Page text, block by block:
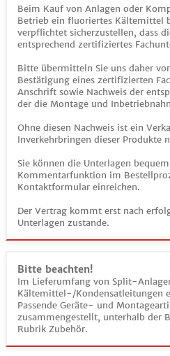
Beim Kauf von Anlagen oder
Betrieb ein fluoriertes Kältemittel
verpflichtet sicherzustellen, dass
entsprechend zertifiziertes
Bitte übermitteln Sie uns daher
Bestätigung eines zertifizierten
Anschrift sowie Nachweis der
der die Montage und
Ohne diesen Nachweis ist ein
Inverkehrbringen dieser Produkte
Sie können die Unterlagen
Kommentarfunktion im
Kontaktformular einreichen.
Der Vertrag kommt erst nach
Unterlagen zustande.
Bitte beachten!
Im Lieferumfang von Split-
Kältemittel-/Kondensatleitungen
Passende Geräte- und
zusammengestellt, unterhalb der
Rubrik Zubehör.